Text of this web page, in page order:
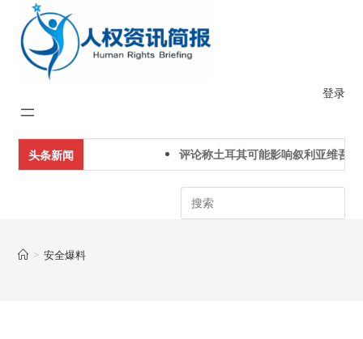
content
登录
头条新闻 评论称土耳其可能影响叙利亚维吾尔
Search
> 安全爆料